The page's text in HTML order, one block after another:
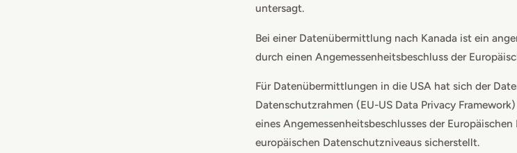
untersagt.
Bei einer Datenübermittlung nach Kanada ist ein
durch einen Angemessenheitsbeschluss der
Für Datenübermittlungen in die USA hat sich der
Datenschutzrahmen (EU-US Data Privacy
eines Angemessenheitsbeschlusses der
europäischen Datenschutzniveaus sicherstellt.